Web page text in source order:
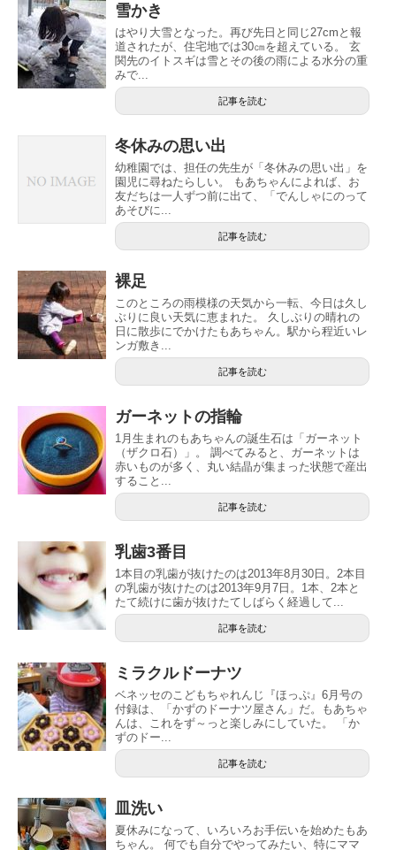
雪かき
はやり大雪となった。再び先日と同じ27cmと報
道されたが、住宅地では30㎝を超えている。 玄
関先のイトスギは雪とその後の雨による水分の重
みで...
記事を読む
冬休みの思い出
幼稚園では、担任の先生が「冬休みの思い出」を
園児に尋ねたらしい。 もあちゃんによれば、お
友だちは一人ずつ前に出て、「でんしゃにのって
あそびに...
記事を読む
裸足
このところの雨模様の天気から一転、今日は久し
ぶりに良い天気に恵まれた。 久しぶりの晴れの
日に散歩にでかけたもあちゃん。駅から程近いレ
ンガ敷き...
記事を読む
ガーネットの指輪
1月生まれのもあちゃんの誕生石は「ガーネット
（ザクロ石）」。 調べてみると、ガーネットは
赤いものが多く、丸い結晶が集まった状態で産出
すること...
記事を読む
乳歯3番目
1本目の乳歯が抜けたのは2013年8月30日。2本目
の乳歯が抜けたのは2013年9月7日。1本、2本と
たて続けに歯が抜けたてしばらく経過して...
記事を読む
ミラクルドーナツ
ベネッセのこどもちゃれんじ『ほっぷ』6月号の
付録は、「かずのドーナツ屋さん」だ。もあちゃ
んは、これをず～っと楽しみにしていた。 「か
ずのドー...
記事を読む
皿洗い
夏休みになって、いろいろお手伝いを始めたもあ
ちゃん。 何でも自分でやってみたい、特にママ